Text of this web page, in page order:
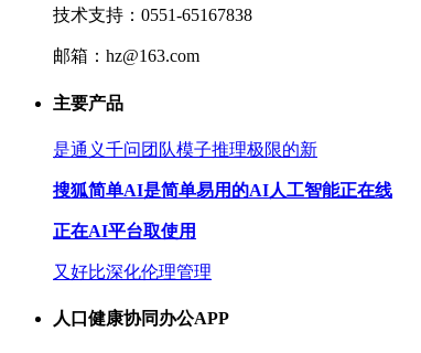
技术支持：0551-65167838
邮箱：hz@163.com
主要产品
是通义千问团队模子推理极限的新
搜狐简单AI是简单易用的AI人工智能正在线
正在AI平台取使用
又好比深化伦理管理
人口健康协同办公APP